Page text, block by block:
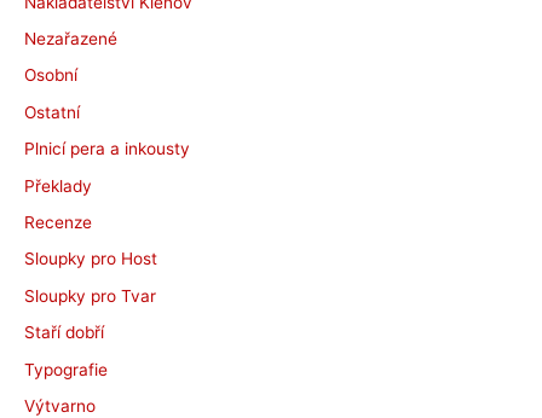
Nezařazené
Osobní
Ostatní
Plnicí pera a inkousty
Překlady
Recenze
Sloupky pro Host
Sloupky pro Tvar
Staří dobří
Typografie
Výtvarno